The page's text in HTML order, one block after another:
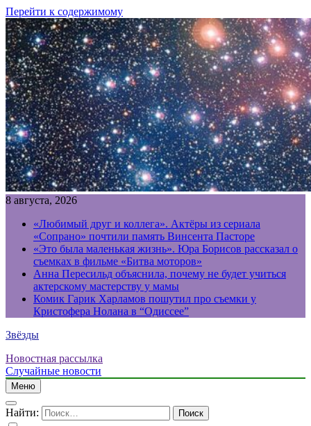
Перейти к содержимому
8 августа, 2026
«Любимый друг и коллега». Актёры из сериала
«Сопрано» почтили память Винсента Пасторе
«Это была маленькая жизнь». Юра Борисов рассказал о
съемках в фильме «Битва моторов»
Анна Пересильд объяснила, почему не будет учиться
актерскому мастерству у мамы
Комик Гарик Харламов пошутил про съемки у
Кристофера Нолана в “Одиссее”
Звёзды
Новостная рассылка
Случайные новости
Меню
Найти: